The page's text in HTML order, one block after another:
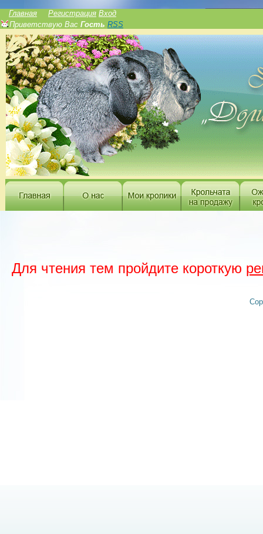
Главная
Регистрация Вход
Приветствую Вас Гость RSS
Для чтения тем пройдите короткую